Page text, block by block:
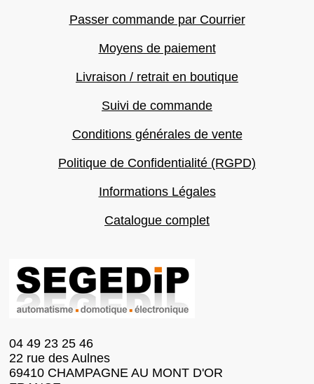
Passer commande par Courrier
Moyens de paiement
Livraison / retrait en boutique
Suivi de commande
Conditions générales de vente
Politique de Confidentialité (RGPD)
Informations Légales
Catalogue complet
04 49 23 25 46
22 rue des Aulnes
69410 CHAMPAGNE AU MONT D'OR